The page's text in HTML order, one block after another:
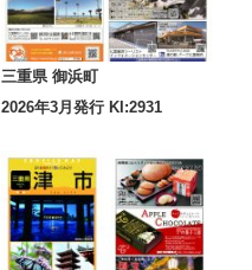
三重県 御浜町
2026年3月発行 KI:2931